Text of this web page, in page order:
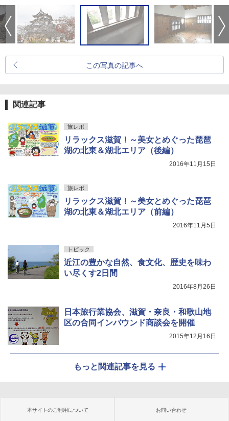
この写真の記事へ
関連記事
旅レポ
リラックス滋賀！～美女とめぐった琵琶
湖の北東＆湖北エリア（後編）
2016年11月15日
旅レポ
リラックス滋賀！～美女とめぐった琵琶
湖の北東＆湖北エリア（前編）
2016年11月5日
トピック
近江の豊かな自然、食文化、歴史を味わ
い尽くす2日間
2016年8月26日
日本旅行業協会、滋賀・奈良・和歌山地
区の合同インバウンド商談会を開催
2015年12月16日
もっと関連記事を見る
本サイトのご利用について お問い合わせ